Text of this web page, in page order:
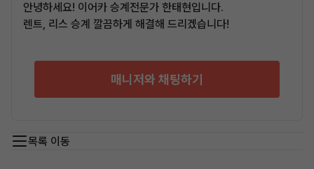
안녕하세요! 이어카 승계전문가 한태현입니다.
렌트, 리스 승계 깔끔하게 해결해 드리겠습니다!
매니저와 채팅하기
목록 이동